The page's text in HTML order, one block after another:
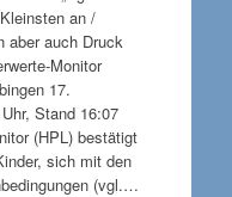
an /
aber auch Druck
Monitor
17.
Stand 16:07
(HPL) bestätigt
sich mit den
(vgl.…